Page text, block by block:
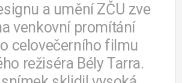
a umění ZČU zve
venkovní promítání
celovečerního filmu
režiséra Bély Tarra.